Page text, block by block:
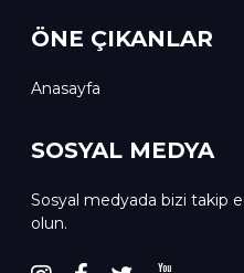
ÖNE ÇIKANLAR
Anasayfa
SOSYAL MEDYA
Sosyal medyada bizi takip
olun.